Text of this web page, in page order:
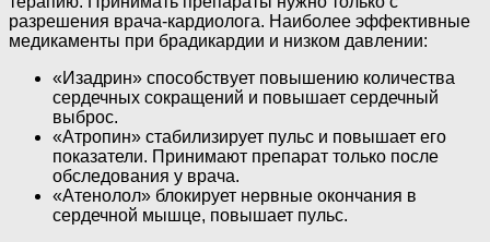
разрешения врача-кардиолога. Наиболее эффективные
медикаменты при брадикардии и низком давлении:
«Изадрин» способствует повышению количества
сердечных сокращений и повышает сердечный
выброс.
«Атропин» стабилизирует пульс и повышает его
показатели. Принимают препарат только после
обследования у врача.
«Атенолол» блокирует нервные окончания в
сердечной мышце, повышает пульс.